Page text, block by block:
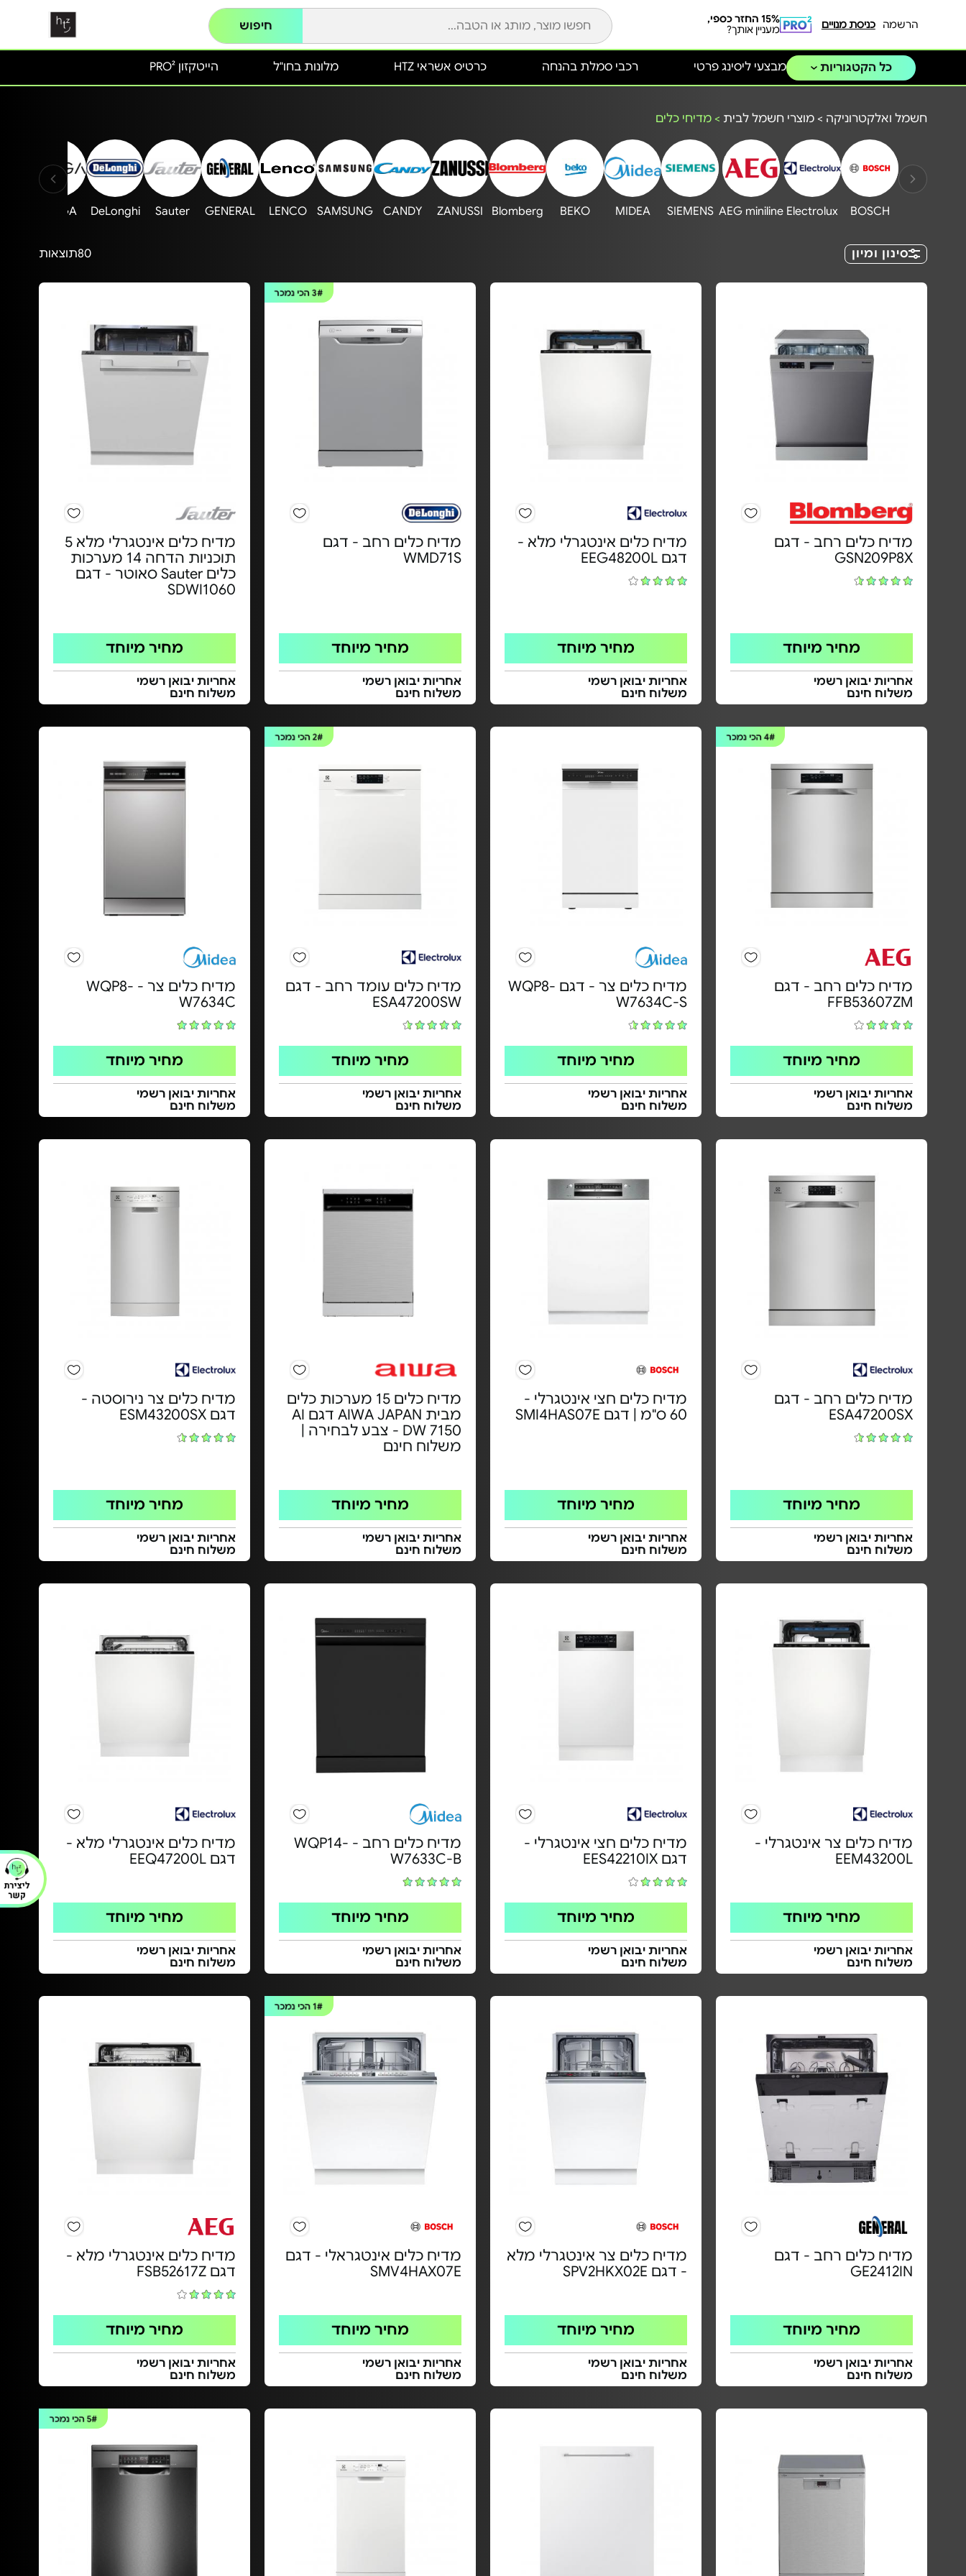
הרשמה כניסת מנויים
15% החזר כספי,
מעניין אותך?
חיפוש
כל הקטגוריות הייטקזון PRO² מלונות בחו"ל כרטיס אשראי HTZ מבצעי ליסינג פרטי רכבי סמלת בהנחה
חשמל ואלקטרוניקה > מוצרי חשמל לבית > מדיחי כלים
BOSCH
Electrolux
AEG miniline
SIEMENS
MIDEA
BEKO
Blomberg
ZANUSSI
CANDY
SAMSUNG
LENCO
GENERAL
Sauter
DeLonghi
BRAGA
סינון ומיון 80תוצאות
מדיח כלים רחב - דגם
GSN209P8X
מחיר מיוחד
אחריות יבואן רשמי
משלוח חינם
מדיח כלים אינטגרלי מלא -
דגם EEG48200L
מחיר מיוחד
אחריות יבואן רשמי
משלוח חינם
3#הכי נמכר
מדיח כלים רחב - דגם
WMD71S
מחיר מיוחד
אחריות יבואן רשמי
משלוח חינם
מדיח כלים אינטגרלי מלא 5
תוכניות הדחה 14 מערכות
כלים Sauter סאוטר - דגם
SDWI1060
מחיר מיוחד
אחריות יבואן רשמי
משלוח חינם
4#הכי נמכר
מדיח כלים רחב - דגם
FFB53607ZM
מחיר מיוחד
אחריות יבואן רשמי
משלוח חינם
מדיח כלים צר - דגם WQP8-
W7634C-S
מחיר מיוחד
אחריות יבואן רשמי
משלוח חינם
2#הכי נמכר
מדיח כלים עומד רחב - דגם
ESA47200SW
מחיר מיוחד
אחריות יבואן רשמי
משלוח חינם
מדיח כלים צר - WQP8-
W7634C
מחיר מיוחד
אחריות יבואן רשמי
משלוח חינם
מדיח כלים רחב - דגם
ESA47200SX
מחיר מיוחד
אחריות יבואן רשמי
משלוח חינם
מדיח כלים חצי אינטגרלי -
60 ס"מ | דגם SMI4HAS07E
מחיר מיוחד
אחריות יבואן רשמי
משלוח חינם
מדיח כלים 15 מערכות כלים
מבית AIWA JAPAN דגם AI
DW 7150 - צבע לבחירה |
משלוח חינם
מחיר מיוחד
אחריות יבואן רשמי
משלוח חינם
מדיח כלים צר נירוסטה -
דגם ESM43200SX
מחיר מיוחד
אחריות יבואן רשמי
משלוח חינם
מדיח כלים צר אינטגרלי -
EEM43200L
מחיר מיוחד
אחריות יבואן רשמי
משלוח חינם
מדיח כלים חצי אינטגרלי -
דגם EES42210IX
מחיר מיוחד
אחריות יבואן רשמי
משלוח חינם
מדיח כלים רחב - WQP14-
W7633C-B
מחיר מיוחד
אחריות יבואן רשמי
משלוח חינם
מדיח כלים אינטגרלי מלא -
דגם EEQ47200L
מחיר מיוחד
אחריות יבואן רשמי
משלוח חינם
מדיח כלים רחב - דגם
GE2412IN
מחיר מיוחד
אחריות יבואן רשמי
משלוח חינם
מדיח כלים צר אינטגרלי מלא
- דגם SPV2HKX02E
מחיר מיוחד
אחריות יבואן רשמי
משלוח חינם
1#הכי נמכר
מדיח כלים אינטגראלי - דגם
SMV4HAX07E
מחיר מיוחד
אחריות יבואן רשמי
משלוח חינם
מדיח כלים אינטגרלי מלא -
דגם FSB52617Z
מחיר מיוחד
אחריות יבואן רשמי
משלוח חינם
5#הכי נמכר